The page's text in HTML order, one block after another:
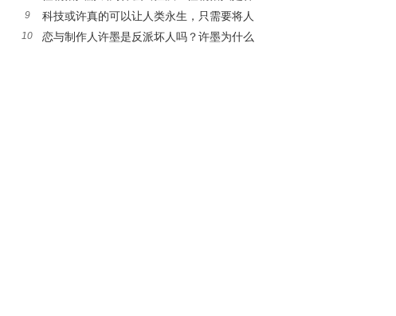
么类型的游戏
9
科技或许真的可以让人类永生，只需要将人
类的思考方式和记忆转移即可！
10
恋与制作人许墨是反派坏人吗？许墨为什么